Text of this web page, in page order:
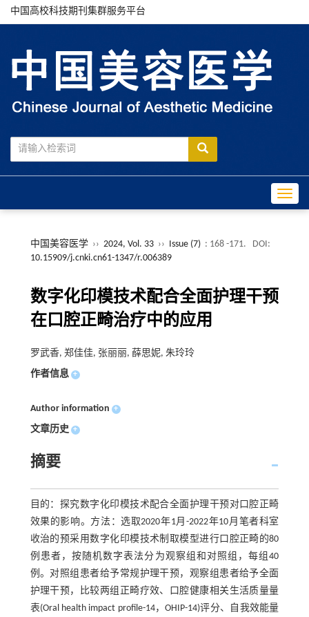
中国高校科技期刊集群服务平台
中国美容医学 ›› 2024, Vol. 33 ›› Issue (7) : 168 -171.
DOI:
10.15909/j.cnki.cn61-1347/r.006389
数字化印模技术配合全面护理干预
在口腔正畸治疗中的应用
罗武香, 郑佳佳, 张丽丽, 薛思妮, 朱玲玲
作者信息 +
Author information +
文章历史 +
摘要
目的：探究数字化印模技术配合全面护理干预对口腔正畸
效果的影响。方法：选取2020年1月-2022年10月笔者科室
收治的预采用数字化印模技术制取模型进行口腔正畸的80
例患者，按随机数字表法分为观察组和对照组，每组40
例。对照组患者给予常规护理干预，观察组患者给予全面
护理干预，比较两组正畸疗效、口腔健康相关生活质量量
表(Oral health impact profile-14，OHIP-14)评分、自我效能量